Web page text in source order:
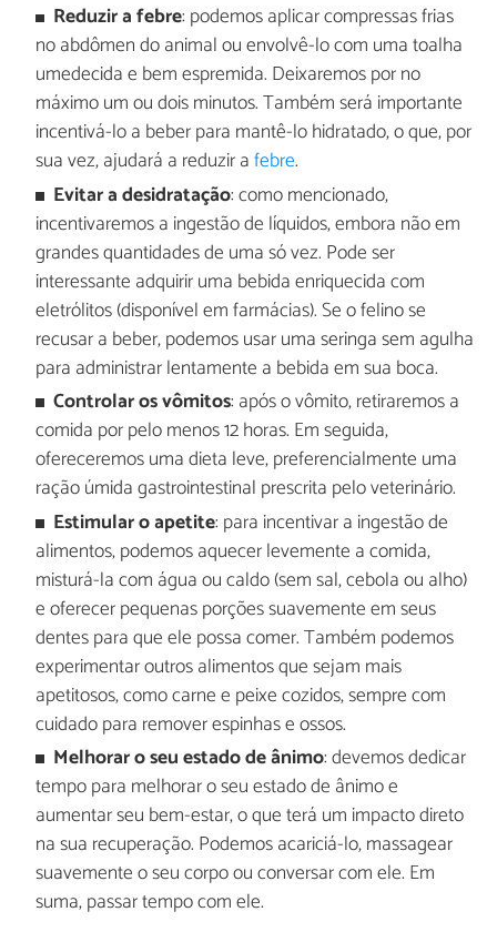
Reduzir a febre: podemos aplicar compressas frias
no abdômen do animal ou envolvê-lo com uma toalha
umedecida e bem espremida. Deixaremos por no
máximo um ou dois minutos. Também será importante
incentivá-lo a beber para mantê-lo hidratado, o que, por
sua vez, ajudará a reduzir afebre.
Evitar a desidratação: como mencionado,
incentivaremos a ingestão de líquidos, embora não em
grandes quantidades de uma só vez. Pode ser
interessante adquirir uma bebida enriquecida com
eletrólitos (disponível em farmácias). Se o felino se
recusar a beber, podemos usar uma seringa sem agulha
para administrar lentamente a bebida em sua boca.
Controlar os vômitos: após o vômito, retiraremos a
comida por pelo menos 12 horas. Em seguida,
ofereceremos uma dieta leve, preferencialmente uma
ração úmida gastrointestinal prescrita pelo veterinário.
Estimular o apetite: para incentivar a ingestão de
alimentos, podemos aquecer levemente a comida,
misturá-la com água ou caldo (sem sal, cebola ou alho)
e oferecer pequenas porções suavemente em seus
dentes para que ele possa comer. Também podemos
experimentar outros alimentos que sejam mais
apetitosos, como carne e peixe cozidos, sempre com
cuidado para remover espinhas e ossos.
Melhorar o seu estado de ânimo: devemos dedicar
tempo para melhorar o seu estado de ânimo e
aumentar seu bem-estar, o que terá um impacto direto
na sua recuperação. Podemos acariciá-lo, massagear
suavemente o seu corpo ou conversar com ele. Em
suma, passar tempo com ele.